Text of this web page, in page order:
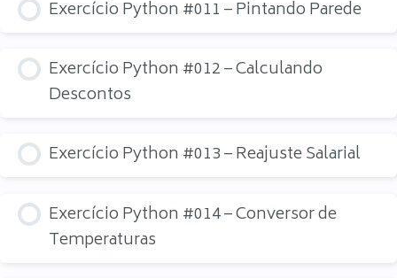
Exercício Python #011 – Pintando Parede
Exercício Python #012 – Calculando
Descontos
Exercício Python #013 – Reajuste Salarial
Exercício Python #014 – Conversor de
Temperaturas